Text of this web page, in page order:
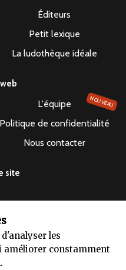
les
améliorer constamment
Éditeurs
Petit lexique
La ludothèque idéale
L'équipe NOUVEAU
Politique de confidentialité
Nous contacter
site
- Tous droits réservés